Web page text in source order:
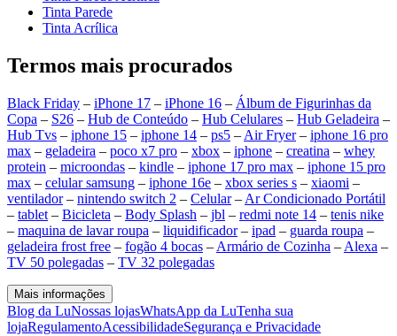
Tinta Parede
Tinta Acrílica
Termos mais procurados
Black Friday – iPhone 17 – iPhone 16 – Álbum de Figurinhas da
Copa – S26 – Hub de Conteúdo – Hub Celulares – Hub Geladeira –
Hub Tvs – iphone 15 – iphone 14 – ps5 – Air Fryer– iphone 16 pro
max – geladeira – poco x7 pro – xbox – iphone – creatina – whey
protein – microondas – kindle – iphone 17 pro max – iphone 15 pro
max – celular samsung – iphone 16e – xbox series s – xiaomi –
ventilador– nintendo switch 2 – Celular– Ar Condicionado Portátil
– tablet – Bicicleta – Body Splash – jbl – redmi note 14 – tenis nike
– maquina de lavar roupa – liquidificador– ipad – guarda roupa –
geladeira frost free – fogão 4 bocas – Armário de Cozinha – Alexa –
TV 50 polegadas – TV 32 polegadas
Mais informações
Blog da LuNossas lojasWhatsApp da LuTenha sua
lojaRegulamentoAcessibilidadeSegurança e Privacidade